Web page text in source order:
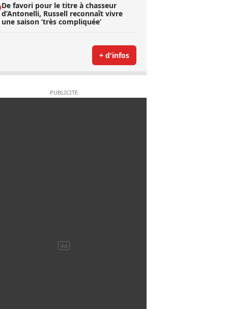
De favori pour le titre à chasseur
d’Antonelli, Russell reconnaît vivre
une saison ’très compliquée’
+ d'infos